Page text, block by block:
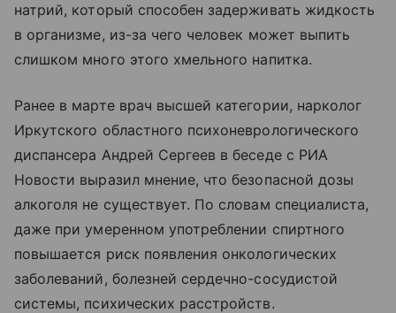
натрий, который способен задерживать жидкость
в организме, из-за чего человек может выпить
слишком много этого хмельного напитка.
Ранее в марте врач высшей категории, нарколог
Иркутского областного психоневрологического
диспансера Андрей Сергеев в беседе с РИА
Новости выразил мнение, что безопасной дозы
алкоголя не существует. По словам специалиста,
даже при умеренном употреблении спиртного
повышается риск появления онкологических
заболеваний, болезней сердечно-сосудистой
системы, психических расстройств.